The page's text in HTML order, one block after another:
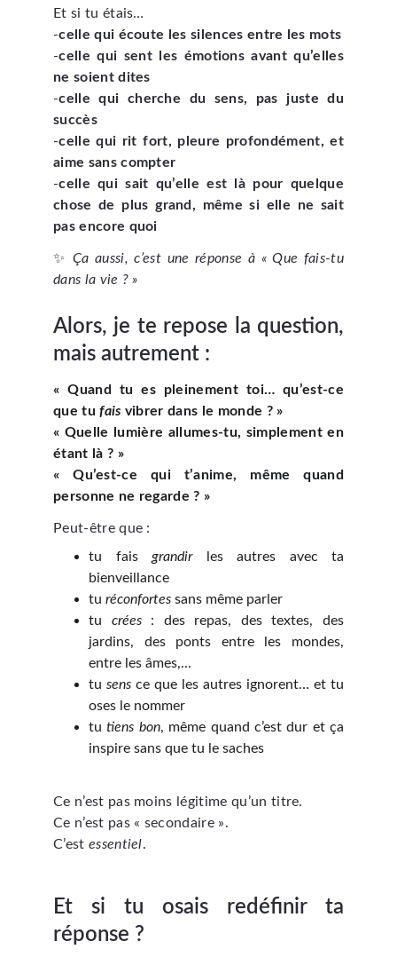
Et si tu étais…
-celle qui écoute les silences entre les mots
-celle qui sent les émotions avant qu’elles
ne soient dites
-celle qui cherche du sens, pas juste du
succès
-celle qui rit fort, pleure profondément, et
aime sans compter
-celle qui sait qu’elle est là pour quelque
chose de plus grand, même si elle ne sait
pas encore quoi
✨ Ça aussi, c’est une réponse à « Que fais-tu
dans la vie ? »
Alors, je te repose la question,
mais autrement :
« Quand tu es pleinement toi… qu’est-ce
que tufais vibrer dans le monde ? »
« Quelle lumière allumes-tu, simplement en
étant là ? »
« Qu’est-ce qui t’anime, même quand
personne ne regarde ? »
Peut-être que :
tu fais grandirles autres avec ta
bienveillance
tu réconfortes sans même parler
tu crées : des repas, des textes, des
jardins, des ponts entre les mondes,
entre les âmes,...
tu sens ce que les autres ignorent… et tu
oses le nommer
tutiens bon, même quand c’est dur et ça
inspire sans que tu le saches
Ce n’est pas moins légitime qu’un titre.
Ce n’est pas « secondaire ».
C’est essentiel.
Et si tu osais redéfinir ta
réponse ?